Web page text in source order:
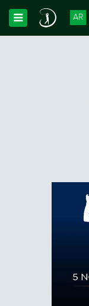
Toggle Dropdown
AR